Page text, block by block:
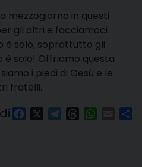
mezzogiorno in questi
gli altri e facciamoci
è solo, soprattutto gli
è solo! Offriamo questa
i piedi di Gesù e le
fratelli.
FacebookTelegram
Threads Email